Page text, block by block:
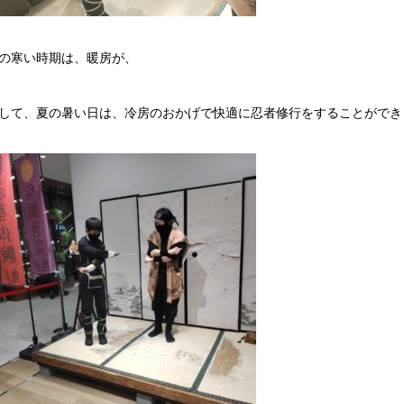
寒い時期は、暖房が、
て、夏の暑い日は、冷房のおかげで快適に忍者修行をすることがで